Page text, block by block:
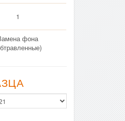
1
фона